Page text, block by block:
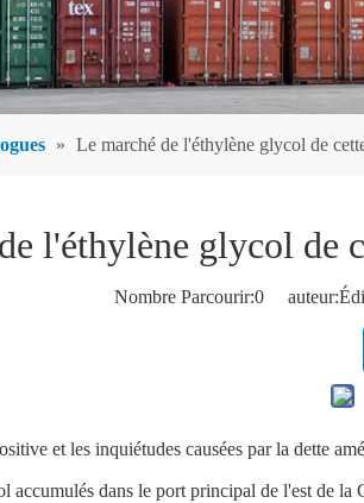
» Le marché de l'éthylène glycol de
l'éthylène glycol de
Nombre Parcourir:0
et les inquiétudes causées par la dette
accumulés dans le port principal de l'est de la